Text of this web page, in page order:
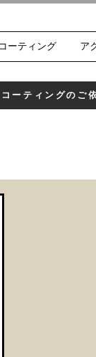
コーティング ア
ーティングのご